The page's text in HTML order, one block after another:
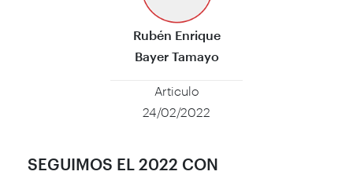
Rubén Enrique
Bayer Tamayo
Articulo
24/02/2022
SEGUIMOS EL 2022 CON